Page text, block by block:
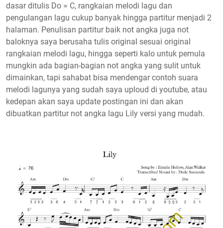
dasar ditulis Do = C, rangkaian melodi lagu dan
pengulangan lagu cukup banyak hingga partitur menjadi 2
halaman. Penulisan partitur baik not angka juga not
baloknya saya berusaha tulis original sesuai original
rangkaian melodi lagu, hingga seperti kalo untuk pemula
mungkin ada bagian-bagian not angka yang sulit untuk
dimainkan, tapi sahabat bisa mendengar contoh suara
melodi lagunya yang sudah saya uploud di youtube, atau
kedepan akan saya update postingan ini dan akan
dibuatkan partitur not angka lagu Lily versi yang mudah.